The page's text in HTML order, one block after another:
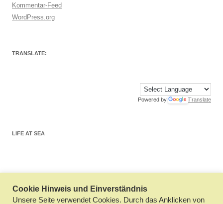
Kommentar-Feed
WordPress.org
TRANSLATE:
Powered by Translate
LIFE AT SEA
Datenschutzerklärung Stolz präsentiert von WordPress
Cookie Hinweis und Einverständnis
Unsere Seite verwendet Cookies. Durch das Anklicken von